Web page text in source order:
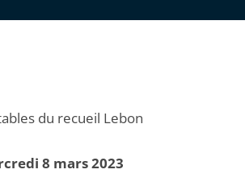
du recueil Lebon
8 mars 2023